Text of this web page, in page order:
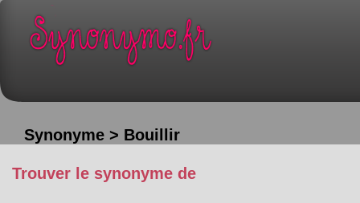
Synonyme > Bouillir
Trouver le synonyme de